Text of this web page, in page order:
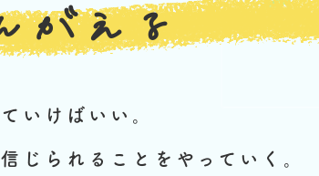
がえる
いけばいい。
じられることをやっていく。